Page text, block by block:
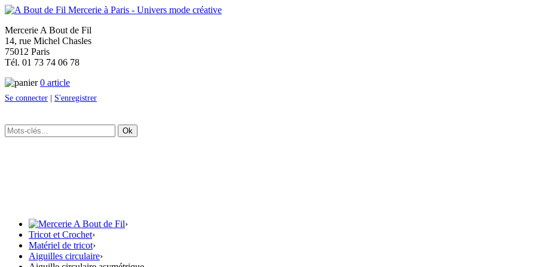
Mercerie A Bout de Fil
14, rue Michel Chasles
75012 Paris
Tél. 01 73 74 06 78
0 article
Se connecter | S'enregistrer
Ok
›
Tricot et Crochet›
Matériel de tricot›
Aiguilles circulaire›